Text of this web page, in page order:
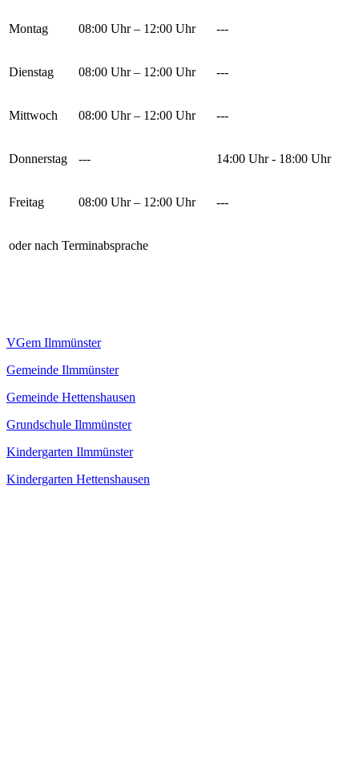
Montag 08:00 Uhr – 12:00 Uhr ---
Dienstag 08:00 Uhr – 12:00 Uhr ---
Mittwoch 08:00 Uhr – 12:00 Uhr ---
Donnerstag --- 14:00 Uhr - 18:00 Uhr
Freitag 08:00 Uhr – 12:00 Uhr ---
oder nach Terminabsprache
VGem Ilmmünster
Gemeinde Ilmmünster
Gemeinde Hettenshausen
Grundschule Ilmmünster
Kindergarten Ilmmünster
Kindergarten Hettenshausen